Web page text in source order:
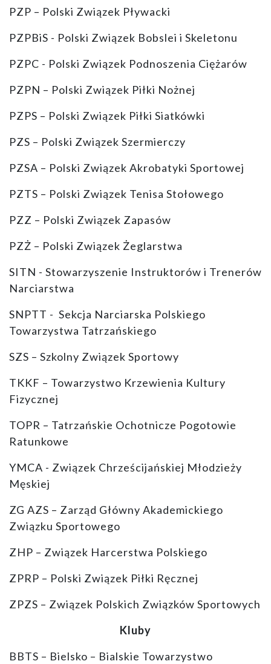
PZP – Polski Związek Pływacki
PZPBiS - Polski Związek Bobslei i Skeletonu
PZPC - Polski Związek Podnoszenia Ciężarów
PZPN – Polski Związek Piłki Nożnej
PZPS – Polski Związek Piłki Siatkówki
PZS – Polski Związek Szermierczy
PZSA – Polski Związek Akrobatyki Sportowej
PZTS – Polski Związek Tenisa Stołowego
PZZ – Polski Związek Zapasów
PZŻ – Polski Związek Żeglarstwa
SITN - Stowarzyszenie Instruktorów i Trenerów
Narciarstwa
SNPTT - Sekcja Narciarska Polskiego
Towarzystwa Tatrzańskiego
SZS – Szkolny Związek Sportowy
TKKF – Towarzystwo Krzewienia Kultury
Fizycznej
TOPR – Tatrzańskie Ochotnicze Pogotowie
Ratunkowe
YMCA - Związek Chrześcijańskiej Młodzieży
Męskiej
ZG AZS – Zarząd Główny Akademickiego
Związku Sportowego
ZHP – Związek Harcerstwa Polskiego
ZPRP – Polski Związek Piłki Ręcznej
ZPZS – Związek Polskich Związków Sportowych
Kluby
BBTS – Bielsko – Bialskie Towarzystwo